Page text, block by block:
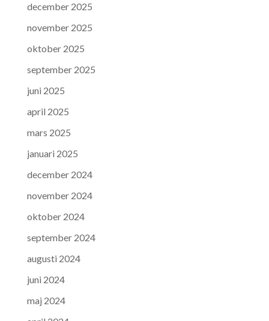
december 2025
november 2025
oktober 2025
september 2025
juni 2025
april 2025
mars 2025
januari 2025
december 2024
november 2024
oktober 2024
september 2024
augusti 2024
juni 2024
maj 2024